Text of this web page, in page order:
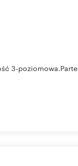
3-